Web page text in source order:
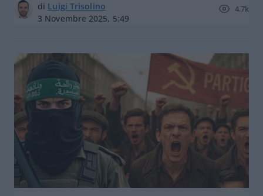
di Luigi Trisolino
3 Novembre 2025, 5:49
4.7k